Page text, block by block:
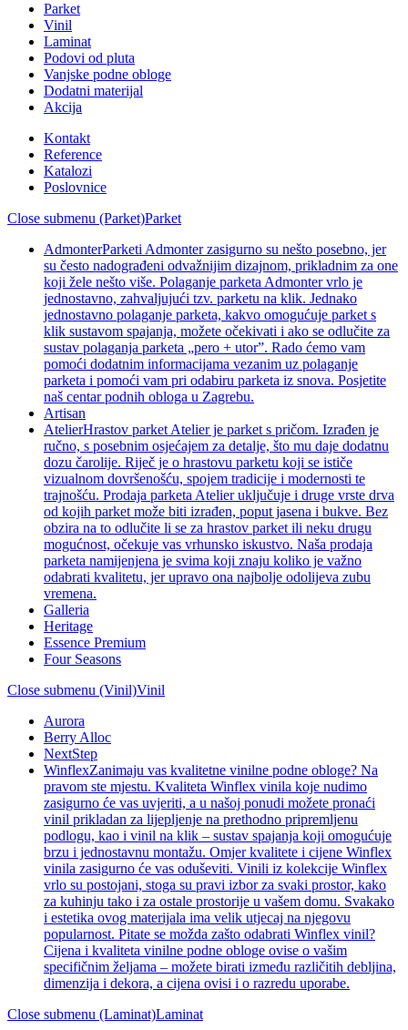
Parket
Vinil
Laminat
Podovi od pluta
Vanjske podne obloge
Dodatni materijal
Akcija
Kontakt
Reference
Katalozi
Poslovnice
Close submenu (Parket)Parket
AdmonterParketi Admonter zasigurno su nešto posebno, jer
su često nadograđeni odvažnijim dizajnom, prikladnim za one
koji žele nešto više. Polaganje parketa Admonter vrlo je
jednostavno, zahvaljujući tzv. parketu na klik. Jednako
jednostavno polaganje parketa, kakvo omogućuje parket s
klik sustavom spajanja, možete očekivati i ako se odlučite za
sustav polaganja parketa „pero + utor”. Rado ćemo vam
pomoći dodatnim informacijama vezanim uz polaganje
parketa i pomoći vam pri odabiru parketa iz snova. Posjetite
naš centar podnih obloga u Zagrebu.
Artisan
AtelierHrastov parket Atelier je parket s pričom. Izrađen je
ručno, s posebnim osjećajem za detalje, što mu daje dodatnu
dozu čarolije. Riječ je o hrastovu parketu koji se ističe
vizualnom dovršenošću, spojem tradicije i modernosti te
trajnošću. Prodaja parketa Atelier uključuje i druge vrste drva
od kojih parket može biti izrađen, poput jasena i bukve. Bez
obzira na to odlučite li se za hrastov parket ili neku drugu
mogućnost, očekuje vas vrhunsko iskustvo. Naša prodaja
parketa namijenjena je svima koji znaju koliko je važno
odabrati kvalitetu, jer upravo ona najbolje odolijeva zubu
vremena.
Galleria
Heritage
Essence Premium
Four Seasons
Close submenu (Vinil)Vinil
Aurora
Berry Alloc
NextStep
WinflexZanimaju vas kvalitetne vinilne podne obloge? Na
pravom ste mjestu. Kvaliteta Winflex vinila koje nudimo
zasigurno će vas uvjeriti, a u našoj ponudi možete pronaći
vinil prikladan za lijepljenje na prethodno pripremljenu
podlogu, kao i vinil na klik – sustav spajanja koji omogućuje
brzu i jednostavnu montažu. Omjer kvalitete i cijene Winflex
vinila zasigurno će vas oduševiti. Vinili iz kolekcije Winflex
vrlo su postojani, stoga su pravi izbor za svaki prostor, kako
za kuhinju tako i za ostale prostorije u vašem domu. Svakako
i estetika ovog materijala ima velik utjecaj na njegovu
popularnost. Pitate se možda zašto odabrati Winflex vinil?
Cijena i kvaliteta vinilne podne obloge ovise o vašim
specifičnim željama – možete birati između različitih debljina,
dimenzija i dekora, a cijena ovisi i o razredu uporabe.
Close submenu (Laminat)Laminat